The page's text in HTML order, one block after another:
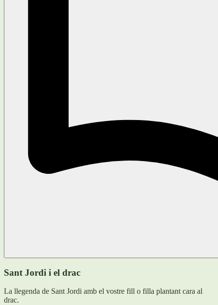
Sant Jordi i el drac
La llegenda de Sant Jordi amb el vostre fill o filla plantant cara al
drac.